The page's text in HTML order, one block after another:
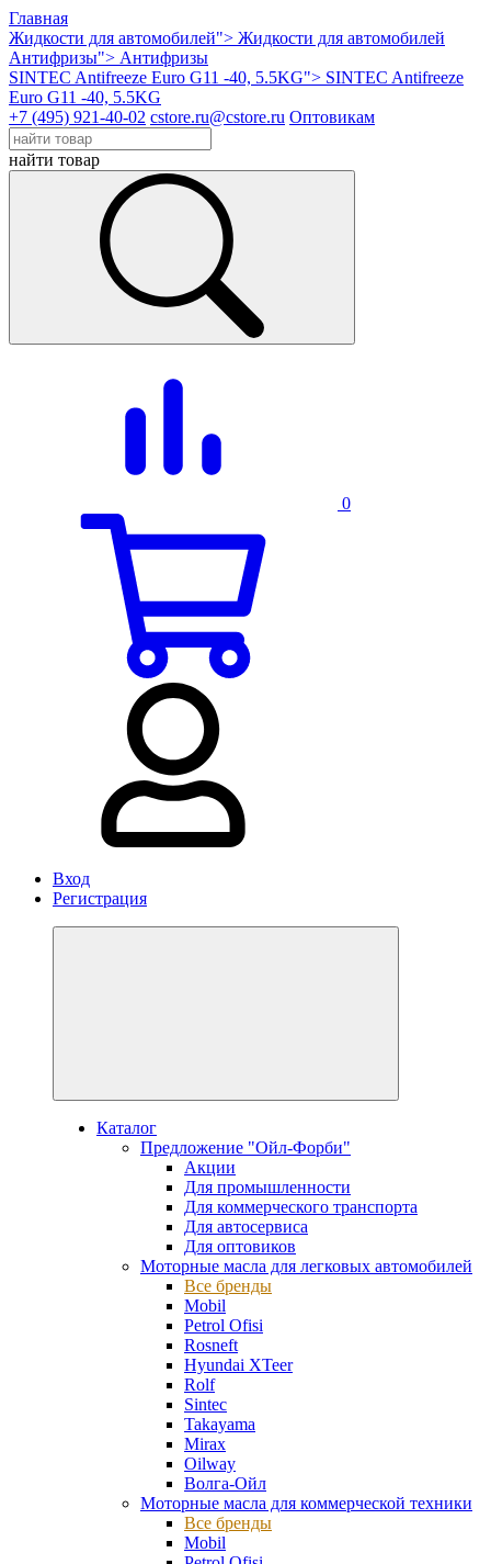
Главная
Жидкости для автомобилей"> Жидкости для автомобилей
Антифризы"> Антифризы
SINTEC Antifreeze Euro G11 -40, 5.5KG"> SINTEC Antifreeze
Euro G11 -40, 5.5KG
+7 (495) 921-40-02 cstore.ru@cstore.ru Оптовикам
найти товар
0
Вход
Регистрация
Каталог
Предложение "Ойл-Форби"
Акции
Для промышленности
Для коммерческого транспорта
Для автосервиса
Для оптовиков
Моторные масла для легковых автомобилей
Все бренды
Mobil
Petrol Ofisi
Rosneft
Hyundai XTeer
Rolf
Sintec
Takayama
Mirax
Oilway
Волга-Ойл
Моторные масла для коммерческой техники
Все бренды
Mobil